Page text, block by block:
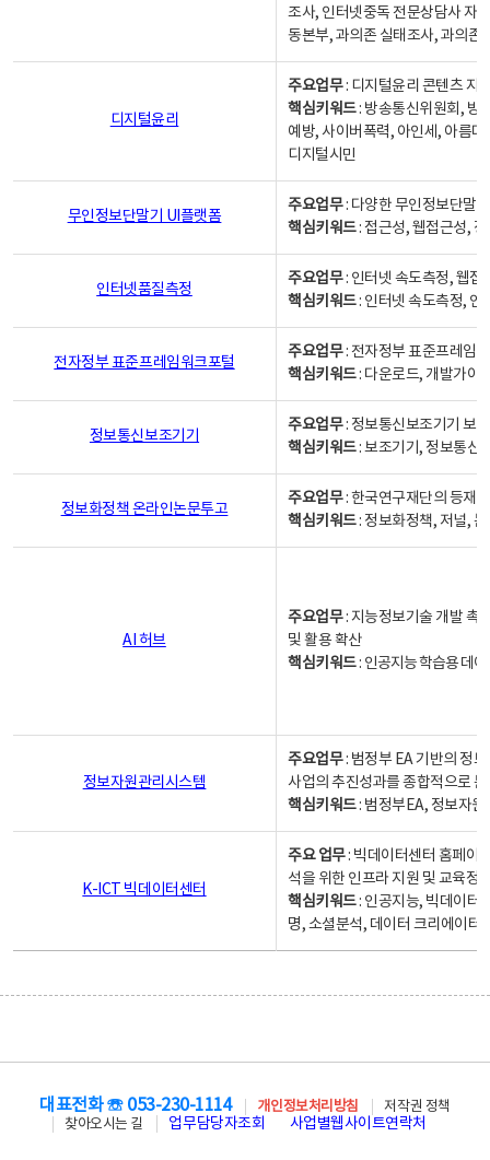
조사, 인터넷중독 전문상담사 자
동본부, 과의존 실태조사, 과의존
디지털윤리
주요업무: 디지털윤리 콘텐츠 지
핵심키워드: 방송통신위원회, 방
예방, 사이버폭력, 아인세, 아름
디지털시민
무인정보단말기 UI플랫폼
주요업무: 다양한 무인정보단말
핵심키워드: 접근성, 웹접근성,
인터넷품질측정
주요업무: 인터넷 속도측정, 웹접
핵심키워드: 인터넷 속도측정, 인
전자정부 표준프레임워크포털
주요업무: 전자정부 표준프레임
핵심키워드: 다운로드, 개발가이
정보통신보조기기
주요업무: 정보통신보조기기 보
핵심키워드: 보조기기, 정보통신
정보화정책 온라인논문투고
주요업무: 한국연구재단의 등재
핵심키워드: 정보화정책, 저널,
AI 허브
주요업무: 지능정보기술 개발 촉
및 활용 확산
핵심키워드: 인공지능 학습용 데
정보자원관리시스템
주요업무: 범정부 EA 기반의 정
사업의 추진성과를 종합적으로
핵심키워드: 범정부EA, 정보자
K-ICT 빅데이터센터
주요 업무: 빅데이터센터 홈페이
석을 위한 인프라 지원 및 교육정
핵심키워드: 인공지능, 빅데이터,
명, 소셜분석, 데이터 크리에이터
대표전화 ☏ 053-230-1114 개인정보처리방침
저작권 정책
찾아오시는 길
업무담당자조회 사업별웹사이트연락처